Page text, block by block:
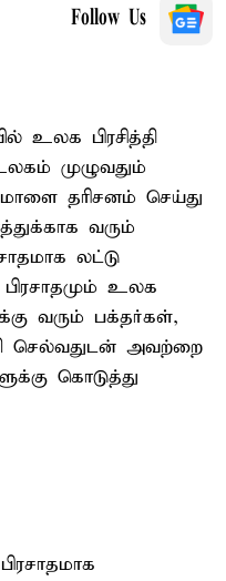
Follow Us
உலக பிரசித்தி
முழுவதும்
தரிசனம் செய்து
வரும்
லட்டு
உலக
வரும் பக்தர்கள்,
செல்வதுடன் அவற்றை
கொடுத்து
பிரசாதமாக